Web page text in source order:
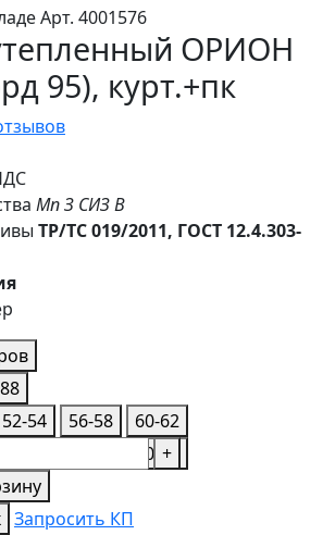
Арт. 4001576
ОРИОН
95), курт.+пк
МпЗ СИЗВ
ТР/ТС 019/2011, ГОСТ 12.4.303-
52-54 56-58
60-62
60-62
+
Запросить КП